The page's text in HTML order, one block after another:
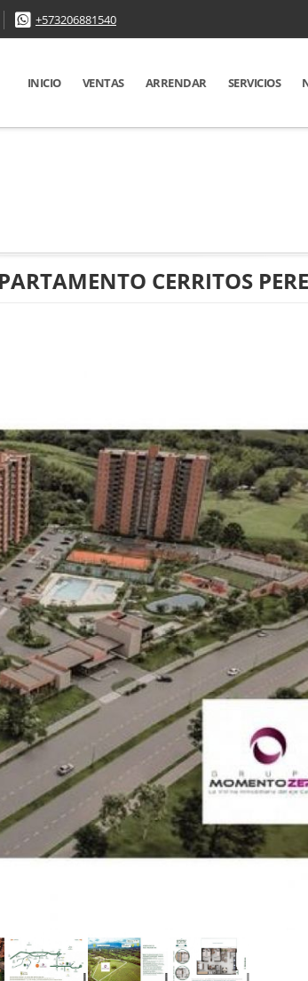
+573206881540
INICIO VENTAS ARRENDAR SERVICIOS
CERRITOS